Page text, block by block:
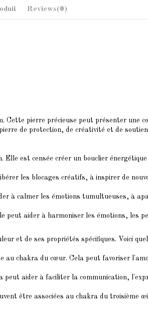
Reviews(0)
pierre précieuse peut présenter une
de protection, de créativité et de soutien
est censée créer un bouclier
les blocages créatifs, à inspirer de
à calmer les émotions tumultueuses, à
aider à harmoniser les émotions, les
et de ses propriétés spécifiques. Voici
au chakra du cœur. Cela peut favoriser
aider à faciliter la communication,
être associées au chakra du